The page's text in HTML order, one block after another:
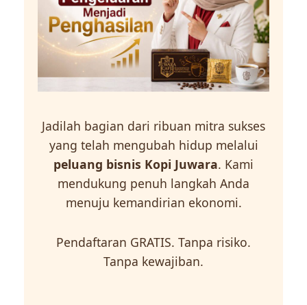
Jadilah bagian dari ribuan mitra sukses
yang telah mengubah hidup melalui
peluang bisnis Kopi Juwara. Kami
mendukung penuh langkah Anda
menuju kemandirian ekonomi.
Pendaftaran GRATIS. Tanpa risiko.
Tanpa kewajiban.